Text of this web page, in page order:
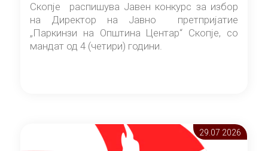
Скопје распишува Јавен конкурс за избор
на Директор на Јавно претпријатие
„Паркинзи на Општина Центар“ Скопје, со
мандат од 4 (четири) години.
29.07 2026